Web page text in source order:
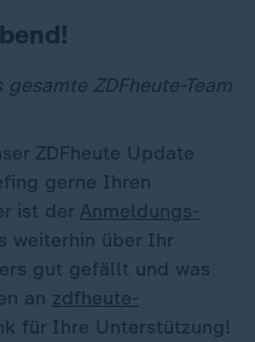
ZDFheute-Team
ZDFheute Update
gerne Ihren
ist der Anmeldungs-
weiterhin über Ihr
gut gefällt und was
an zdfheute-
für Ihre Unterstützung!